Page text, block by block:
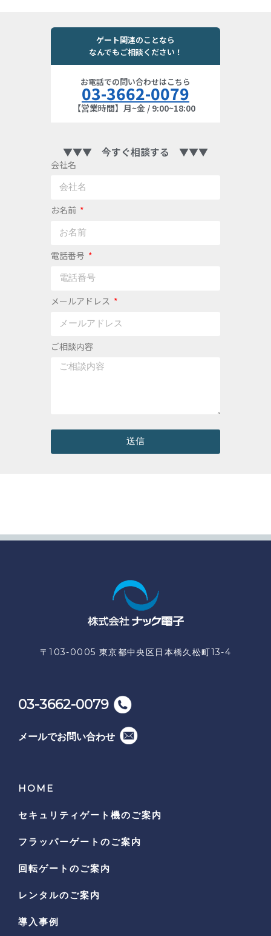
ゲート関連のことなら
なんでもご相談ください！
お電話での問い合わせはこちら
03-3662-0079
【営業時間】月~金 / 9:00~18:00
▼▼▼ 今すぐ相談する ▼▼▼
会社名
お名前
電話番号
メールアドレス
ご相談内容
送信
〒103-0005 東京都中央区日本橋久松町13-4
03-3662-0079
メールでお問い合わせ
HOME
セキュリティゲート機のご案内
フラッパーゲートのご案内
回転ゲートのご案内
レンタルのご案内
導入事例